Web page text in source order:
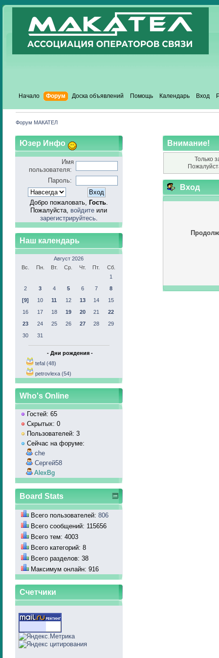
Начало Форум Доска объявлений Помощь Календарь Вход
Форум МАКАТЕЛ
Юзер Инфо
Имя
пользователя:
Пароль:
Добро пожаловать, Гость.
Пожалуйста, войдите или
зарегистрируйтесь.
Наш календарь
Август 2026
Вс.
Пн. Вт. Ср. Чт. Пт.
Сб.
1
2
3 4 5 6 7
8
[9]
10 11 12 13 14
15
16
17 18 19 20 21
22
23
24 25 26 27 28
29
30
31
- Дни рождения -
tefal (48)
petrovlexa (54)
Who's Online
Гостей: 65
Скрытых: 0
Пользователей: 3
Сейчас на форуме:
che
Сергей58
AlexBg
Board Stats
Всего пользователей: 806
Всего сообщений: 115656
Всего тем: 4003
Всего категорий: 8
Всего разделов: 38
Максимум онлайн: 916
Счетчики
Внимание!
Только
Вход